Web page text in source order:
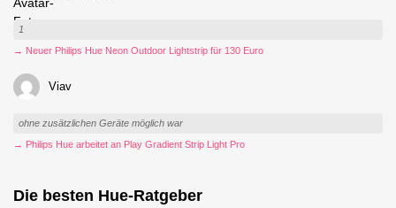
1
→ Neuer Philips Hue Neon Outdoor Lightstrip für 130 Euro
Viav
ohne zusätzlichen Geräte möglich war
→ Philips Hue arbeitet an Play Gradient Strip Light Pro
Die besten Hue-Ratgeber